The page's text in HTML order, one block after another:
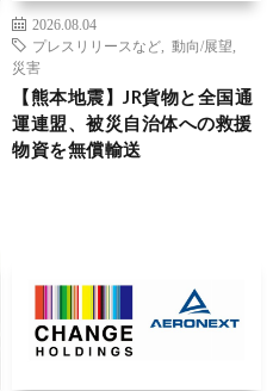
2026.08.04
プレスリリースなど
動向/展望
災害
【熊本地震】JR貨物と全国通
運連盟、被災自治体への救援
物資を無償輸送